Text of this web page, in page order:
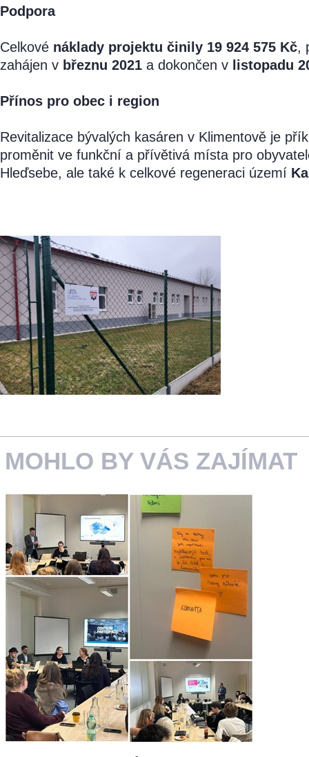
Podpora
Celkové náklady projektu činily 19 924 575 Kč,
zahájen v březnu 2021 a dokončen v listopadu
Přínos pro obec i region
Revitalizace bývalých kasáren v Klimentově je
proměnit ve funkční a přívětivá místa pro
Hleďsebe, ale také k celkové regeneraci území
MOHLO BY VÁS ZAJÍMAT